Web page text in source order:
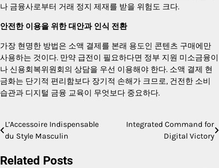
나 금융사로부터 거래 정지 제재를 받을 위험도 크다.
안전한 이용을 위한 대안과 인식 전환
가장 현명한 방법은 소액 결제를 본래 용도인 콘텐츠 구매에만
사용하는 것이다. 만약 급전이 필요하다면 정부 지원 미소금융이
나 신용회복위원회의 상담을 우선 이용해야 한다. 소액 결제 현
금화는 단기적 편리함보다 장기적 손해가 크므로, 건전한 소비
습관과 디지털 금융 교육이 무엇보다 중요하다.
Post
navigation
L’Accessoire Indispensable
du Style Masculin
Integrated Command for
Digital Victory
Related Posts